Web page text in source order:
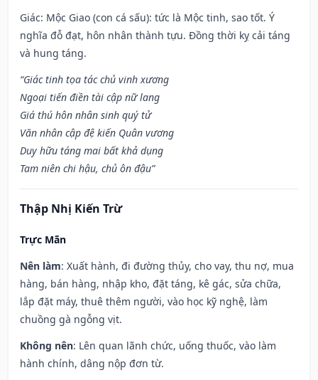
Giác: Mộc Giao (con cá sấu): tức là Mộc tinh, sao tốt. Ý
nghĩa đỗ đạt, hôn nhân thành tựu. Đồng thời kỵ cải táng
và hung táng.
“Giác tinh tọa tác chủ vinh xương
Ngoại tiến điền tài cập nữ lang
Giá thú hôn nhân sinh quý tử
Văn nhân cập đệ kiến Quân vương
Duy hữu táng mai bất khả dụng
Tam niên chi hậu, chủ ôn đậu”
Thập Nhị Kiến Trừ
Trực Mãn
Nên làm: Xuất hành, đi đường thủy, cho vay, thu nợ, mua
hàng, bán hàng, nhập kho, đặt táng, kê gác, sửa chữa,
lắp đặt máy, thuê thêm người, vào học kỹ nghệ, làm
chuồng gà ngỗng vịt.
Không nên: Lên quan lãnh chức, uống thuốc, vào làm
hành chính, dâng nộp đơn từ.